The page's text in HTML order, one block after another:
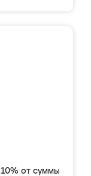
10% от суммы